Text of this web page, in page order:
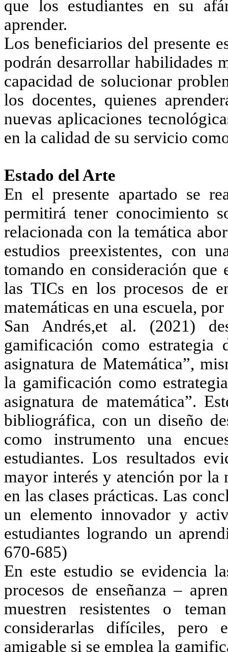
que los estudiantes en su
aprender.
Los beneficiarios del presente
podrán desarrollar habilidades
capacidad de solucionar
los docentes, quienes
nuevas aplicaciones
en la calidad de su servicio
Estado del Arte
En el presente apartado se
permitirá tener conocimiento
relacionada con la temática
estudios preexistentes, con
tomando en consideración que
las TICs en los procesos de
matemáticas en una escuela,
San Andrés,et al. (2021)
gamificación como
asignatura de Matemática”,
la gamificación como
asignatura de matemática”.
bibliográfica, con un diseño
como instrumento una
estudiantes. Los resultados
mayor interés y atención por la
en las clases prácticas. Las
un elemento innovador y
estudiantes logrando un
670-685)
En este estudio se evidencia
procesos de enseñanza –
muestren resistentes o
considerarlas difíciles, pero
amigable si se emplea la